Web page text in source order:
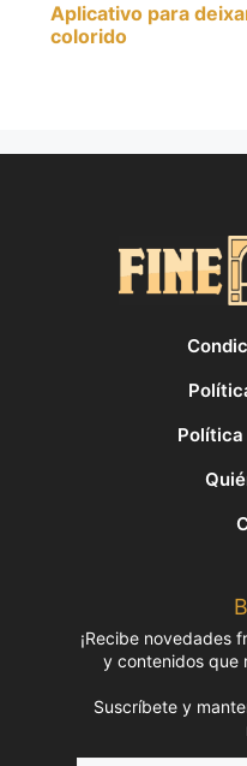
Aplicativo para
colorido
¡Recibe novedades
y contenidos que
Suscríbete y